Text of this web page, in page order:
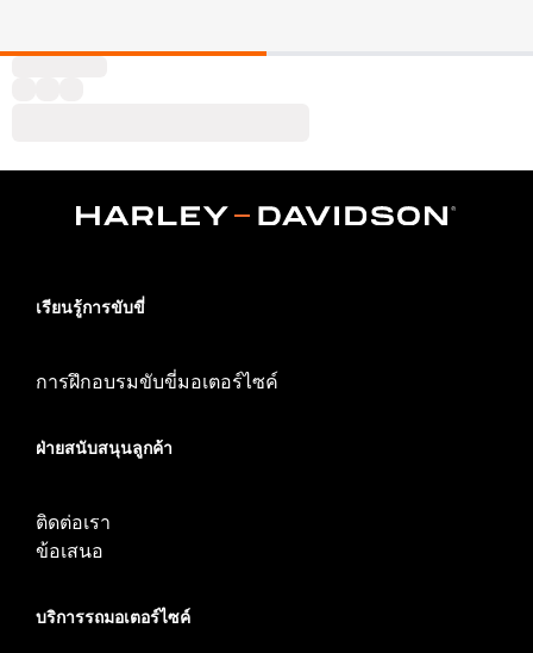
เรียนรู้การขับขี่
การฝึกอบรมขับขี่มอเตอร์ไซค์
ฝ่ายสนับสนุนลูกค้า
ติดต่อเรา
ข้อเสนอ
บริการรถมอเตอร์ไซค์​